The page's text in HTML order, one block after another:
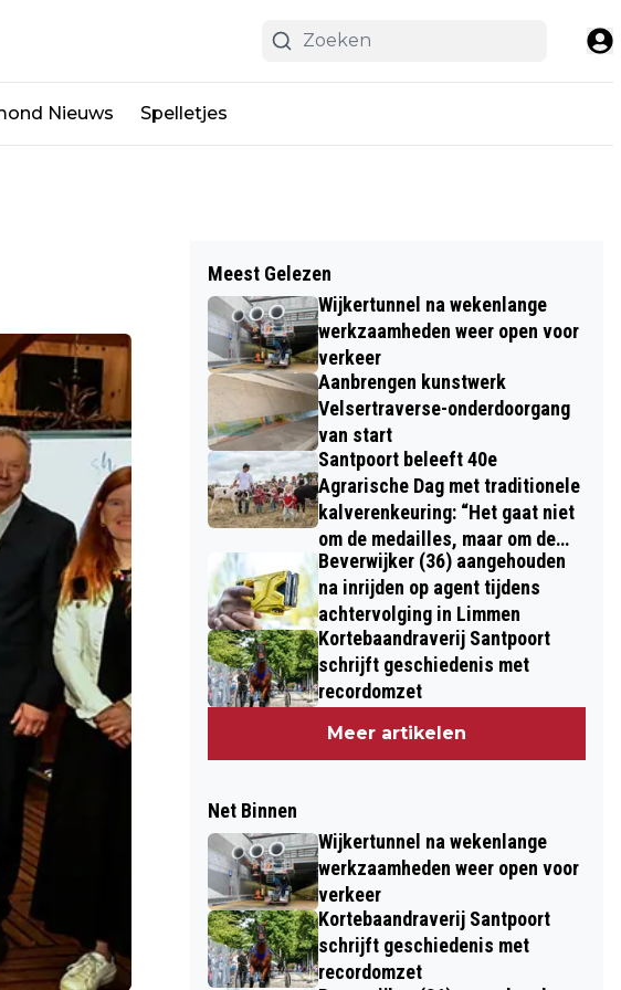
Nieuws Spelletjes
Meest Gelezen
Wijkertunnel na wekenlange
werkzaamheden weer open voor
verkeer
Aanbrengen kunstwerk
Velsertraverse-onderdoorgang
van start
Santpoort beleeft 40e
Agrarische Dag met traditionele
kalverenkeuring: “Het gaat niet
om de medailles, maar om de
kinderen”
Beverwijker (36) aangehouden
na inrijden op agent tijdens
achtervolging in Limmen
Kortebaandraverij Santpoort
schrijft geschiedenis met
recordomzet
Meer artikelen
Net Binnen
Wijkertunnel na wekenlange
werkzaamheden weer open voor
verkeer
Kortebaandraverij Santpoort
schrijft geschiedenis met
recordomzet